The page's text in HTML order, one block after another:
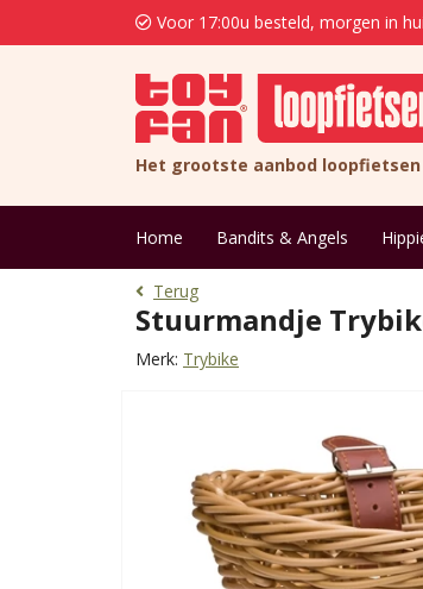
Voor 17:00u besteld, morgen in
Het grootste aanbod loopfietsen
Home Bandits & Angels
Terug
Stuurmandje
Merk: Trybike